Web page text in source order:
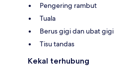
Pengering rambut
Tuala
Berus gigi dan ubat gigi
Tisu tandas
Kekal terhubung